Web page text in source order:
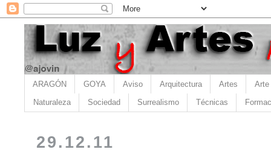
ARAGÓN GOYA Aviso Arquitectura Artes Arte
Naturaleza Sociedad Surrealismo Técnicas
29.12.11